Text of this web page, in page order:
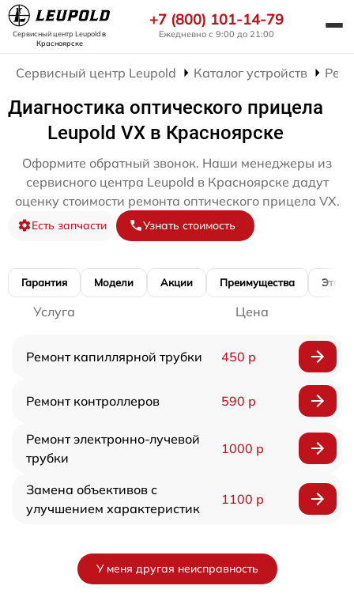
Сервисный центр Leupoldв
Красноярске
+7 (800) 101-14-79
Ежедневно с 9:00 до 21:00
Сервисный центр Leupold Каталог устройств
Диагностика оптического прицела
Leupold VX в Красноярске
Оформите обратный звонок. Наши менеджеры из
сервисного центра Leupold в Красноярске дадут
оценку стоимости ремонта оптического прицела VX.
Есть запчасти Узнать стоимость
Гарантия Модели Акции Преимущества
Услуга Цена
Ремонт капиллярной трубки 450 р
Ремонт контроллеров 590 р
Ремонт электронно-лучевой
трубки
1000 р
Замена объективов с
улучшением характеристик
1100 р
У меня другая неисправность